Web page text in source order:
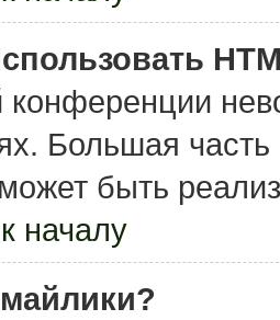
конференции
Большая
быть
началу